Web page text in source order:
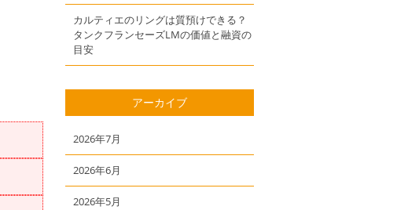
カルティエのリングは質預けできる？
タンクフランセーズLMの価値と融資の
目安
アーカイブ
2026年7月
2026年6月
2026年5月